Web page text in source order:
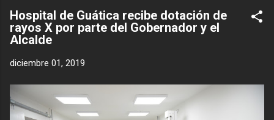
Hospital de Guática recibe dotación de
rayos X por parte del Gobernador y el
Alcalde
diciembre 01, 2019